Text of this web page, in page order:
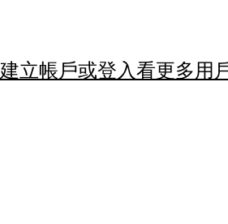
建立帳戶或登入看更多用